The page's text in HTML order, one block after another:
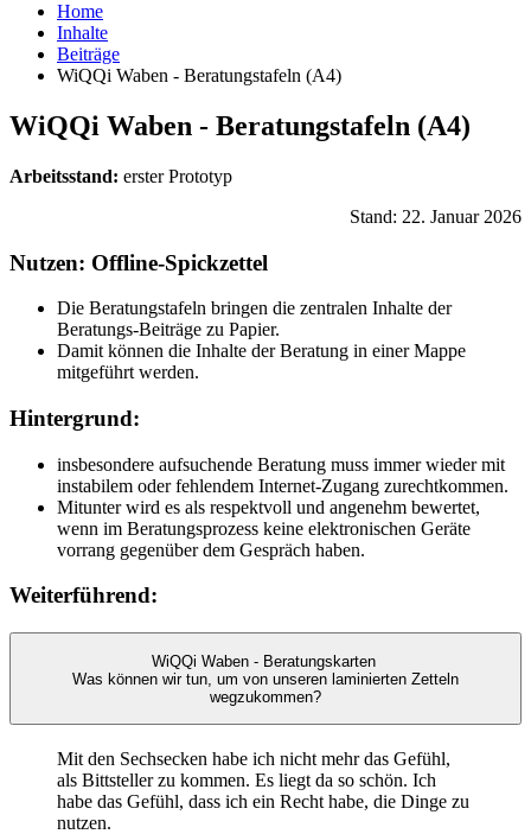
Home
Inhalte
Beiträge
WiQQi Waben - Beratungstafeln (A4)
WiQQi Waben - Beratungstafeln (A4)
Arbeitsstand: erster Prototyp
Stand: 22. Januar 2026
Nutzen: Offline-Spickzettel
Die Beratungstafeln bringen die zentralen Inhalte der
Beratungs-Beiträge zu Papier.
Damit können die Inhalte der Beratung in einer Mappe
mitgeführt werden.
Hintergrund:
insbesondere aufsuchende Beratung muss immer wieder mit
instabilem oder fehlendem Internet-Zugang zurechtkommen.
Mitunter wird es als respektvoll und angenehm bewertet,
wenn im Beratungsprozess keine elektronischen Geräte
vorrang gegenüber dem Gespräch haben.
Weiterführend:
WiQQi Waben - Beratungskarten
Was können wir tun, um von unseren laminierten Zetteln
wegzukommen?
Mit den Sechsecken habe ich nicht mehr das Gefühl,
als Bittsteller zu kommen. Es liegt da so schön. Ich
habe das Gefühl, dass ich ein Recht habe, die Dinge zu
nutzen.